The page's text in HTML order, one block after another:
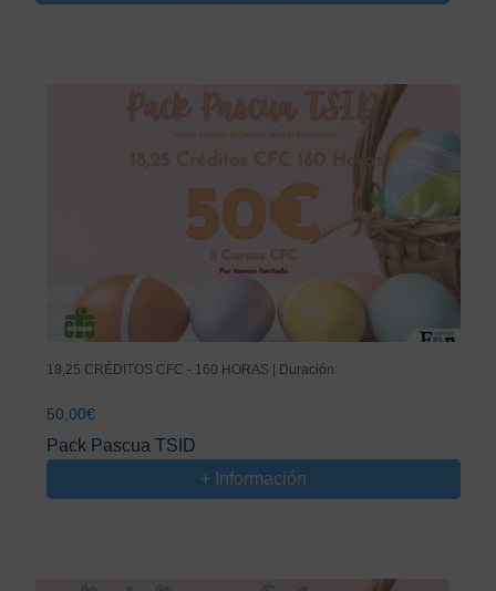
18,25 CRÉDITOS CFC - 160 HORAS | Duración:
50,00€
Pack Pascua TSID
+ Información